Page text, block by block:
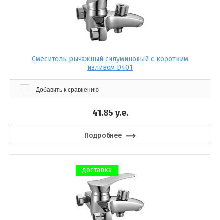
Смеситель рычажный силуминовый с коротким
изливом D401
Добавить к сравнению
41.85 y.e.
Подробнее
доставка